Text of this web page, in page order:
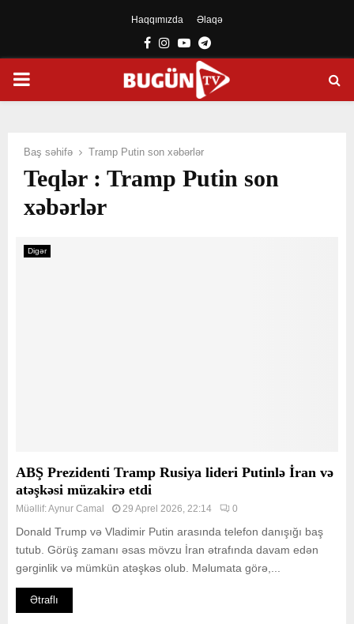
Haqqımızda Əlaqə
Facebook
Instagram
YoutubeTelegram
PRIMARY
Baş səhifə Tramp Putin son xəbərlər
Teqlər : Tramp Putin son
xəbərlər
Digər
ABŞ Prezidenti Tramp Rusiya lideri Putinlə İran və
atəşkəsi müzakirə etdi
Müəllif:Aynur Camal 29 Aprel 2026, 22:14 0
Donald Trump və Vladimir Putin arasında telefon danışığı baş
tutub. Görüş zamanı əsas mövzu İran ətrafında davam edən
gərginlik və mümkün atəşkəs olub. Məlumata görə,...
Ətraflı